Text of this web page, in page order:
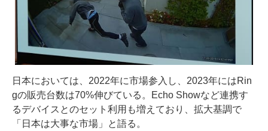
日本においては、2022年に市場参入し、2023年にはRin
gの販売台数は70%伸びている。Echo Showなど連携す
るデバイスとのセット利用も増えており、拡大基調で
「日本は大事な市場」と語る。